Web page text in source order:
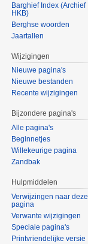
Barghief Index (Archief
HKB)
Berghse woorden
Jaartallen
Wijzigingen
Nieuwe pagina's
Nieuwe bestanden
Recente wijzigingen
Bijzondere pagina's
Alle pagina's
Beginnetjes
Willekeurige pagina
Zandbak
Hulpmiddelen
Verwijzingen naar deze
pagina
Verwante wijzigingen
Speciale pagina's
Printvriendelijke versie